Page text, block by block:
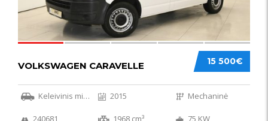
15 500€
VOLKSWAGEN CARAVELLE
Keleivinis mikroautobusas 2015 Mechaninė
240681 1968 cm³ 75 KW